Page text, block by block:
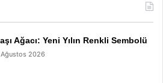
Ağacı: Yeni Yılın Renkli Sembolü
2026